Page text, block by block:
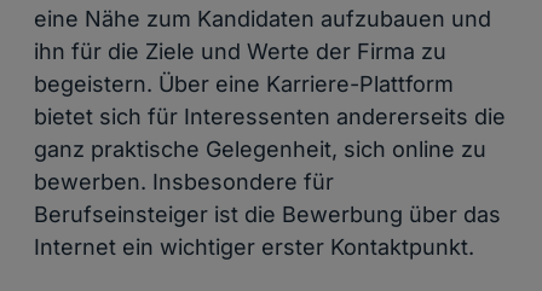
eine Nähe zum Kandidaten aufzubauen und
ihn für die Ziele und Werte der Firma zu
begeistern. Über eine Karriere-Plattform
bietet sich für Interessenten andererseits die
ganz praktische Gelegenheit, sich online zu
bewerben. Insbesondere für
Berufseinsteiger ist die Bewerbung über das
Internet ein wichtiger erster Kontaktpunkt.